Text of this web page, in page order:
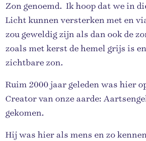
Zon genoemd. Ik hoop dat we in
Licht kunnen versterken met en
zou geweldig zijn als dan ook de
zoals met kerst de hemel grijs is
zichtbare zon.
Ruim 2000 jaar geleden was hier
Creator van onze aarde:
gekomen.
Hij was hier als mens en zo